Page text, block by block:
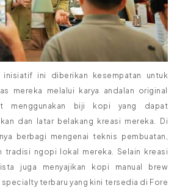
ini diberikan kesempatan untuk
mereka melalui karya andalan original
menggunakan biji kopi yang dapat
dan latar belakang kreasi mereka. Di
berbagi mengenai teknis pembuatan,
tradisi ngopi lokal mereka. Selain kreasi
juga menyajikan kopi manual brew
terbaru yang kini tersedia di Fore